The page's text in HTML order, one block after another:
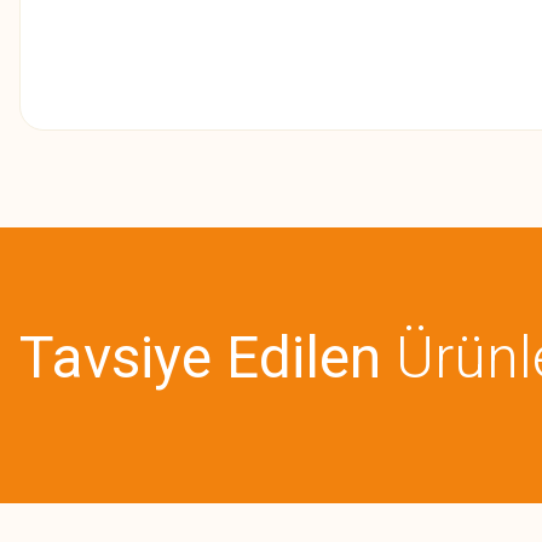
Ürün bilgilerinde hatalar bulunuyor.
Ürün fiyatı diğer sitelerden daha pahalı.
Tavsiye Edilen